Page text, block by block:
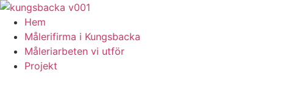
Skip
content
Hem
Målerifirma i Kungsbacka
Måleriarbeten vi utför
Projekt